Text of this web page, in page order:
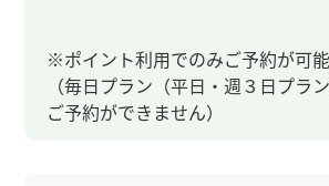
※ポイント利用でのみご予約が可
（毎日プラン（平日・週３日プラ
ご予約ができません）